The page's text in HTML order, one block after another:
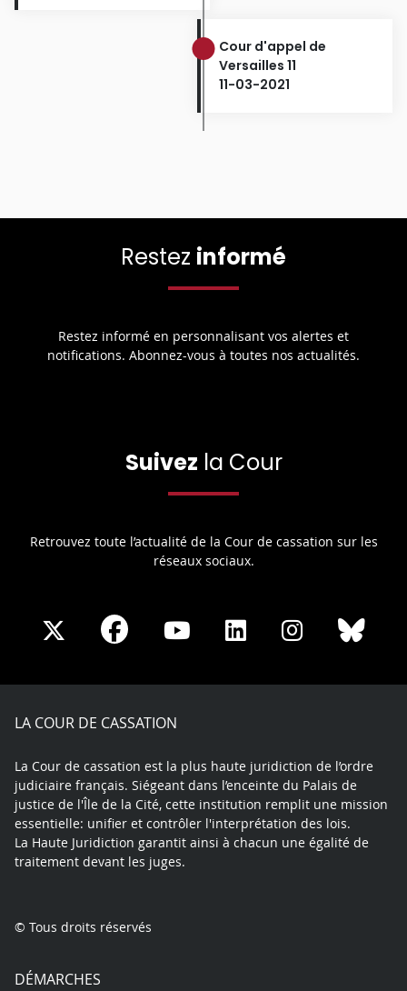
Cour d'appel de
Versailles 11
11-03-2021
Restez informé
Restez informé en personnalisant vos alertes et
notifications. Abonnez-vous à toutes nos actualités.
Suivez la Cour
Retrouvez toute l’actualité de la Cour de cassation sur les
réseaux sociaux.
Share
X
Share
Facebook
Share
Youtube
Share
LinkedIn
Share
Instagram
LA COUR DE CASSATION
La Cour de cassation est la plus haute juridiction de l’ordre
judiciaire français. Siégeant dans l’enceinte du Palais de
justice de l'Île de la Cité, cette institution remplit une mission
essentielle: unifier et contrôler l'interprétation des lois.
La Haute Juridiction garantit ainsi à chacun une égalité de
traitement devant les juges.
© Tous droits réservés
DÉMARCHES